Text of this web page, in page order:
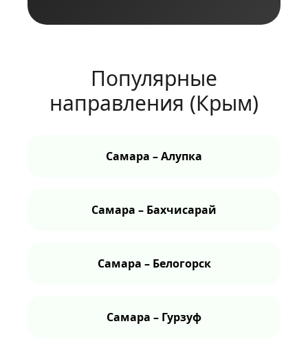
Популярные
направления (Крым)
Самара – Алупка
Самара – Бахчисарай
Самара – Белогорск
Самара – Гурзуф